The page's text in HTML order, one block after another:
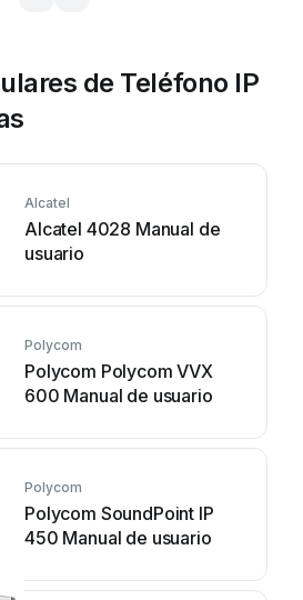
de Teléfono IP
Alcatel
Alcatel 4028 Manual de
usuario
Polycom
Polycom Polycom VVX
600 Manual de usuario
Polycom
Polycom SoundPoint IP
450 Manual de usuario